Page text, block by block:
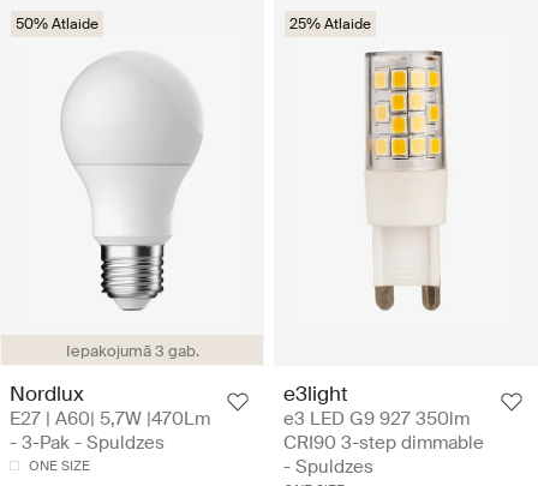
Iepakojumā 3 gab.
50% Atlaide
Nordlux
E27 | A60| 5,7W |470Lm
- 3-Pak - Spuldzes
ONE SIZE
25% Atlaide
e3light
e3 LED G9 927 350lm
CRI90 3-step dimmable
- Spuldzes